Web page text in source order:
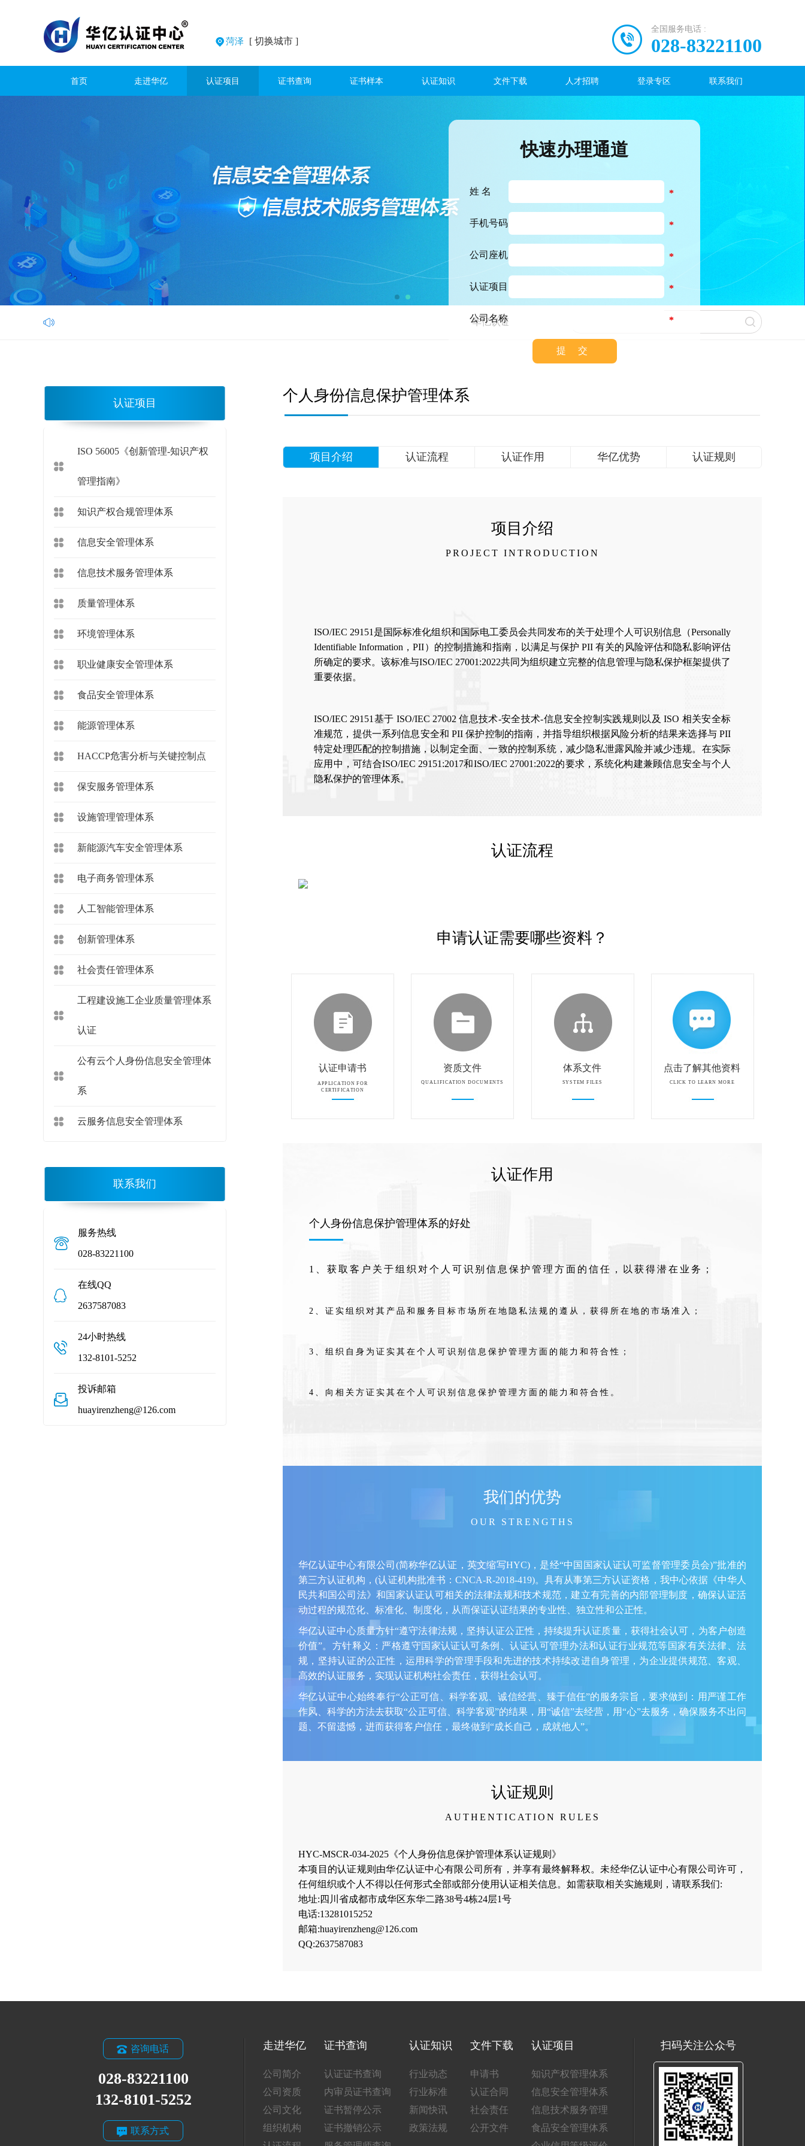
快速办理通道
姓 名 *
手机号码 *
公司座机 *
认证项目 *
公司名称 *
菏泽 [ 切换城市 ]
全国服务电话 :
028-83221100
首页 走进华亿 认证项目 证书查询 证书样本 认证知识 文件下载 人才招聘 登录专区 联系我们
华亿认证中心F/H C3、C4类别正式获CNAS认可！
认证项目
ISO 56005《创新管理-知识产权
管理指南》
知识产权合规管理体系
信息安全管理体系
信息技术服务管理体系
质量管理体系
环境管理体系
职业健康安全管理体系
食品安全管理体系
能源管理体系
HACCP危害分析与关键控制点
保安服务管理体系
设施管理管理体系
新能源汽车安全管理体系
电子商务管理体系
人工智能管理体系
创新管理体系
社会责任管理体系
工程建设施工企业质量管理体系
认证
公有云个人身份信息安全管理体
系
云服务信息安全管理体系
联系我们
服务热线
028-83221100
在线QQ
2637587083
24小时热线
132-8101-5252
投诉邮箱
huayirenzheng@126.com
个人身份信息保护管理体系
项目介绍 认证流程 认证作用 华亿优势 认证规则
项目介绍
PROJECT INTRODUCTION
ISO/IEC 29151是国际标准化组织和国际电工委员会共同发布的关于处理个人可识别信息（Personally
Identifiable Information，PII）的控制措施和指南，以满足与保护 PII 有关的风险评估和隐私影响评估
所确定的要求。该标准与ISO/IEC 27001:2022共同为组织建立完整的信息管理与隐私保护框架提供了
重要依据。
ISO/IEC 29151基于 ISO/IEC 27002 信息技术-安全技术-信息安全控制实践规则以及 ISO 相关安全标
准规范，提供一系列信息安全和 PII 保护控制的指南，并指导组织根据风险分析的结果来选择与 PII
特定处理匹配的控制措施，以制定全面、一致的控制系统，减少隐私泄露风险并减少违规。在实际
应用中，可结合ISO/IEC 29151:2017和ISO/IEC 27001:2022的要求，系统化构建兼顾信息安全与个人
隐私保护的管理体系。
认证流程
申请认证需要哪些资料？
认证申请书
APPLICATION FOR
CERTIFICATION
资质文件
QUALIFICATION DOCUMENTS
体系文件
SYSTEM FILES
点击了解其他资料
CLICK TO LEARN MORE
认证作用
个人身份信息保护管理体系的好处
1、获取客户关于组织对个人可识别信息保护管理方面的信任，以获得潜在业务；
2、证实组织对其产品和服务目标市场所在地隐私法规的遵从，获得所在地的市场准入；
3、组织自身为证实其在个人可识别信息保护管理方面的能力和符合性；
4、向相关方证实其在个人可识别信息保护管理方面的能力和符合性。
我们的优势
OUR STRENGTHS
华亿认证中心有限公司(简称华亿认证，英文缩写HYC)，是经“中国国家认证认可监督管理委员会)”批准的
第三方认证机构，(认证机构批准书：CNCA-R-2018-419)。具有从事第三方认证资格，我中心依据《中华人
民共和国公司法》和国家认证认可相关的法律法规和技术规范，建立有完善的内部管理制度，确保认证活
动过程的规范化、标准化、制度化，从而保证认证结果的专业性、独立性和公正性。
华亿认证中心质量方针“遵守法律法规，坚持认证公正性，持续提升认证质量，获得社会认可，为客户创造
价值”。方针释义：严格遵守国家认证认可条例、认证认可管理办法和认证行业规范等国家有关法律、法
规，坚持认证的公正性，运用科学的管理手段和先进的技术持续改进自身管理，为企业提供规范、客观、
高效的认证服务，实现认证机构社会责任，获得社会认可。
华亿认证中心始终奉行“公正可信、科学客观、诚信经营、臻于信任”的服务宗旨，要求做到：用严谨工作
作风、科学的方法去获取“公正可信、科学客观”的结果，用“诚信”去经营，用“心”去服务，确保服务不出问
题、不留遗憾，进而获得客户信任，最终做到“成长自己，成就他人”。
认证规则
AUTHENTICATION RULES
HYC-MSCR-034-2025《个人身份信息保护管理体系认证规则》
本项目的认证规则由华亿认证中心有限公司所有，并享有最终解释权。未经华亿认证中心有限公司许可，
任何组织或个人不得以任何形式全部或部分使用认证相关信息。如需获取相关实施规则，请联系我们:
地址:四川省成都市成华区东华二路38号4栋24层1号
电话:13281015252
邮箱:huayirenzheng@126.com
QQ:2637587083
咨询电话
028-83221100
132-8101-5252
联系方式
走进华亿
公司简介
公司资质
公司文化
组织机构
证书查询
认证证书查询
内审员证书查询
证书暂停公示
证书撤销公示
认证知识
行业动态
行业标准
新闻快讯
政策法规
文件下载
申请书
认证合同
社会责任
公开文件
认证项目
知识产权管理体系
信息安全管理体系
信息技术服务管理
食品安全管理体系
扫码关注公众号